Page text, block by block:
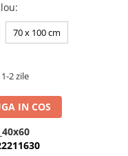
:
70 x 100 cm
1-2 zile
IN COS